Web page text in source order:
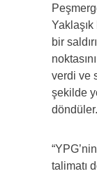
bir
verdi ve
şekilde
talimatı